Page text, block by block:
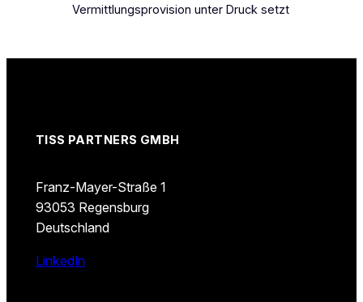
Vermittlungsprovision unter Druck setzt
TISS PARTNERS GMBH
Franz-Mayer-Straße 1
93053 Regensburg
Deutschland
LinkedIn